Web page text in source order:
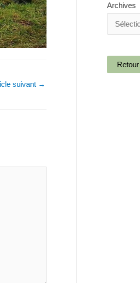
suivant →
Archives